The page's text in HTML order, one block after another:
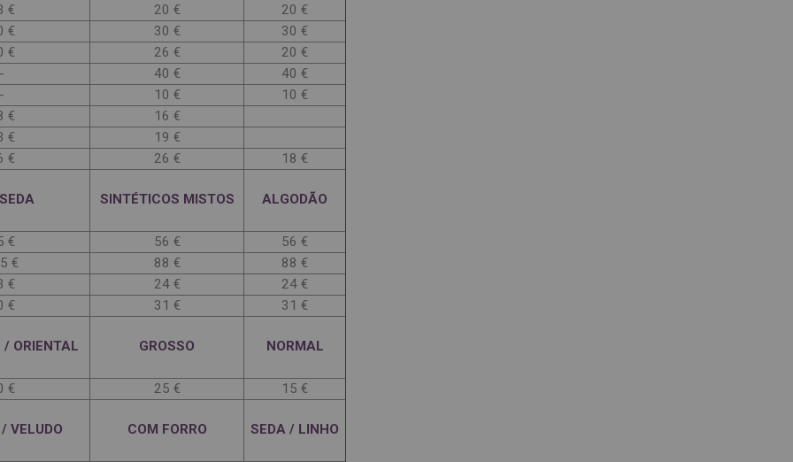
€ 20 €
20 €
€ 30 €
30 €
€ 26 €
20 €
- 40 €
40 €
- 10 €
10 €
€
16 €
€
19 €
€ 26 € 18 €
SINTÉTICOS MISTOS ALGODÃO
€ 56 €
56 €
€ 88 €
88 €
€ 24 €
24 €
€ 31 € 31 €
/ ORIENTAL GROSSO NORMAL
€ 25 € 15 €
VELUDO COM FORRO SEDA / LINHO